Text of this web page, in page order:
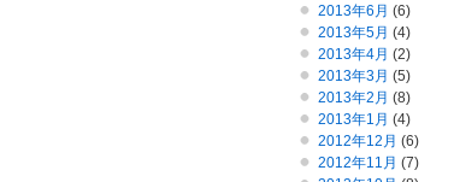
2013年6月 (6)
2013年5月 (4)
2013年4月 (2)
2013年3月 (5)
2013年2月 (8)
2013年1月 (4)
2012年12月 (6)
2012年11月 (7)